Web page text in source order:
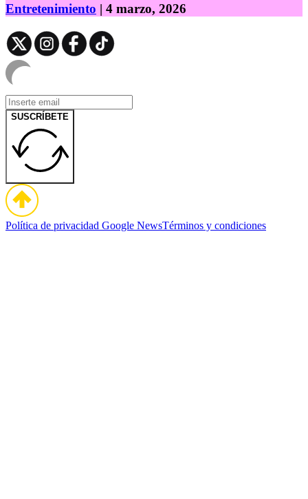
Entretenimiento | 4 marzo, 2026
SUSCRÍBETE
Política de privacidad Google NewsTérminos y condiciones